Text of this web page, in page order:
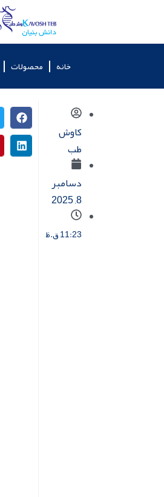
خانه محصولات
کاوش
طب
دسامبر
8, 2025
11:23 ق.ظ